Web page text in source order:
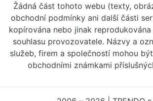
Žádná část tohoto webu (texty,
obchodní podmínky ani další části
kopírována nebo jinak
souhlasu provozovatele. Názvy a
služeb, firem a společností mohou
obchodními známkami